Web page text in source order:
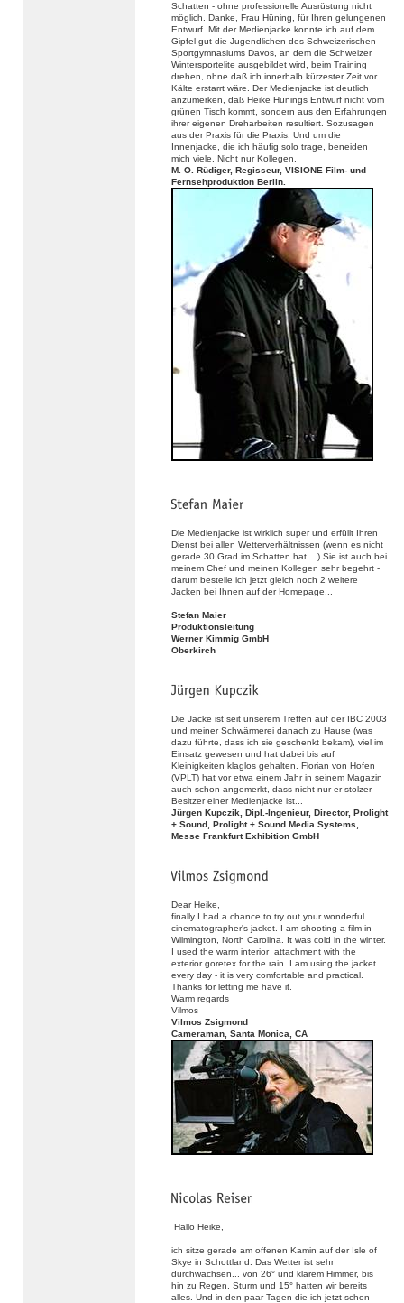
Schatten - ohne professionelle Ausrüstung nicht
möglich. Danke, Frau Hüning, für Ihren gelungenen
Entwurf. Mit der Medienjacke konnte ich auf dem
Gipfel gut die Jugendlichen des Schweizerischen
Sportgymnasiums Davos, an dem die Schweizer
Wintersportelite ausgebildet wird, beim Training
drehen, ohne daß ich innerhalb kürzester Zeit vor
Kälte erstarrt wäre. Der Medienjacke ist deutlich
anzumerken, daß Heike Hünings Entwurf nicht vom
grünen Tisch kommt, sondern aus den Erfahrungen
ihrer eigenen Dreharbeiten resultiert. Sozusagen
aus der Praxis für die Praxis. Und um die
Innenjacke, die ich häufig solo trage, beneiden
mich viele. Nicht nur Kollegen.
M. O. Rüdiger, Regisseur, VISIONE Film- und
Fernsehproduktion Berlin.
Die Medienjacke ist wirklich super und erfüllt Ihren
Dienst bei allen Wetterverhältnissen (wenn es nicht
gerade 30 Grad im Schatten hat... ) Sie ist auch bei
meinem Chef und meinen Kollegen sehr begehrt -
darum bestelle ich jetzt gleich noch 2 weitere
Jacken bei Ihnen auf der Homepage...
Stefan Maier
Produktionsleitung
Werner Kimmig GmbH
Oberkirch
Die Jacke ist seit unserem Treffen auf der IBC 2003
und meiner Schwärmerei danach zu Hause (was
dazu führte, dass ich sie geschenkt bekam), viel im
Einsatz gewesen und hat dabei bis auf
Kleinigkeiten klaglos gehalten. Florian von Hofen
(VPLT) hat vor etwa einem Jahr in seinem Magazin
auch schon angemerkt, dass nicht nur er stolzer
Besitzer einer Medienjacke ist...
Jürgen Kupczik, Dipl.-Ingenieur, Director, Prolight
+ Sound, Prolight + Sound Media Systems,
Messe Frankfurt Exhibition GmbH
Dear Heike,
finally I had a chance to try out your wonderful
cinematographer's jacket. I am shooting a film in
Wilmington, North Carolina. It was cold in the winter.
I used the warm interior attachment with the
exterior goretex for the rain. I am using the jacket
every day - it is very comfortable and practical.
Thanks for letting me have it.
Warm regards
Vilmos
Vilmos Zsigmond
Cameraman, Santa Monica, CA
Hallo Heike,
ich sitze gerade am offenen Kamin auf der Isle of
Skye in Schottland. Das Wetter ist sehr
durchwachsen... von 26° und klarem Himmer, bis
hin zu Regen, Sturm und 15° hatten wir bereits
alles. Und in den paar Tagen die ich jetzt schon